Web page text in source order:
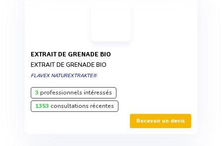
EXTRAIT DE GRENADE BIO
EXTRAIT DE GRENADE BIO
FLAVEX NATUREXTRAKTE®
3 professionnels intéressés
1353 consultations récentes
Recevoir un devis